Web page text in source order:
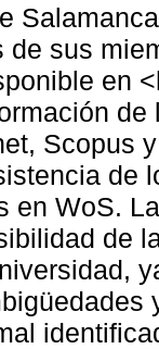
de sus
en
Scopus
de
en WoS.
de